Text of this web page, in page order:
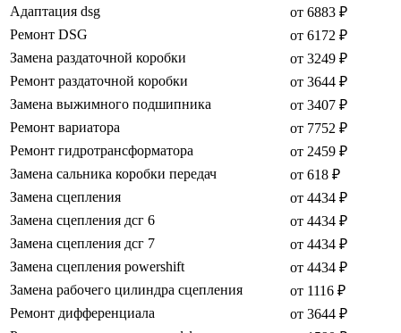
Адаптация dsg
от 6883 ₽
Ремонт DSG
от 6172 ₽
Замена раздаточной коробки
от 3249 ₽
Ремонт раздаточной коробки
от 3644 ₽
Замена выжимного подшипника
от 3407 ₽
Ремонт вариатора
от 7752 ₽
Ремонт гидротрансформатора
от 2459 ₽
Замена сальника коробки передач
от 618 ₽
Замена сцепления
от 4434 ₽
Замена сцепления дсг 6
от 4434 ₽
Замена сцепления дсг 7
от 4434 ₽
Замена сцепления powershift
от 4434 ₽
Замена рабочего цилиндра сцепления
от 1116 ₽
Ремонт дифференциала
от 3644 ₽